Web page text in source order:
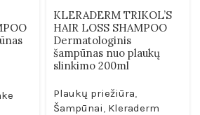
KLERADERM TRIKOL’S
HAIR LOSS SHAMPOO
Dermatologinis
šampūnas nuo plaukų
slinkimo 200ml
Plaukų priežiūra,
Šampūnai, Kleraderm